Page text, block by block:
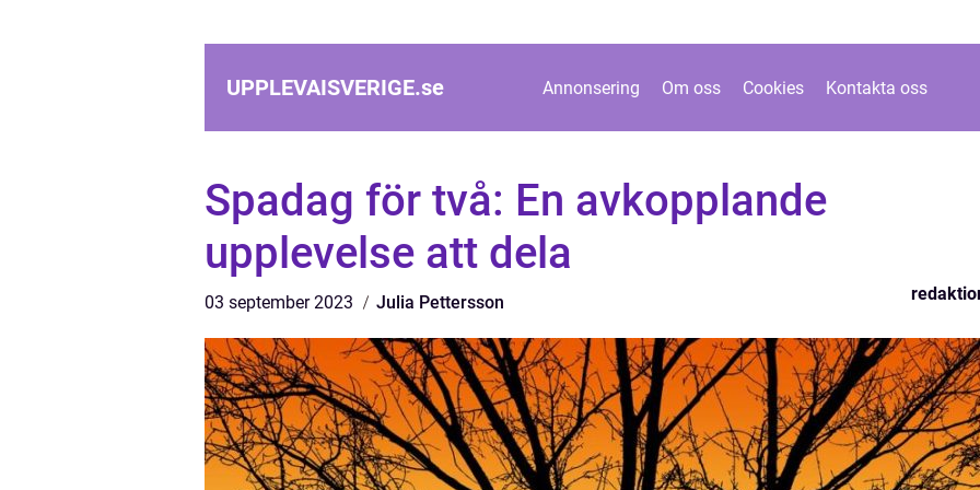
UPPLEVAISVERIGE.se Annonsering Om oss Cookies Kontakta oss
Spadag för två: En avkopplande
upplevelse att dela
03 september 2023 Julia Pettersson